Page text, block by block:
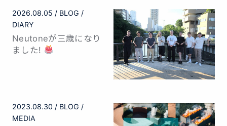
2026.08.05
BLOG
DIARY
Neutoneが三歳になり
ました!
2023.08.30
BLOG
MEDIA